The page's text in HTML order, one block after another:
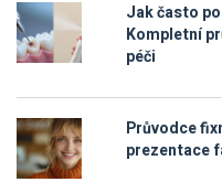
Jak často
Kompletní
péči
Průvodce
prezentace